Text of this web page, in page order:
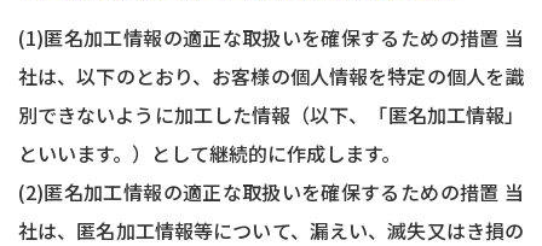
(1)匿名加工情報の適正な取扱いを確保するための措置 当
社は、以下のとおり、お客様の個人情報を特定の個人を識
別できないように加工した情報（以下、「匿名加工情報」
といいます。）として継続的に作成します。
(2)匿名加工情報の適正な取扱いを確保するための措置 当
社は、匿名加工情報等について、漏えい、滅失又はき損の